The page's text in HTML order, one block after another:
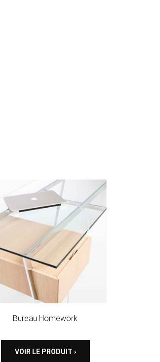
Bureau Homework
VOIR LE PRODUIT ›